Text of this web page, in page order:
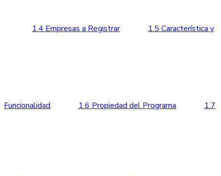
1.4 Empresas a Registrar 1.5 Característica y
Funcionalidad 1.6 Propiedad del Programa 1.7